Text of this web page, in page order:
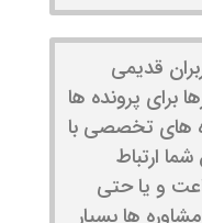
قدیمی
برای پرونده ها
های تخصصی با
ارتباط
و یا حتی
ها بسیار